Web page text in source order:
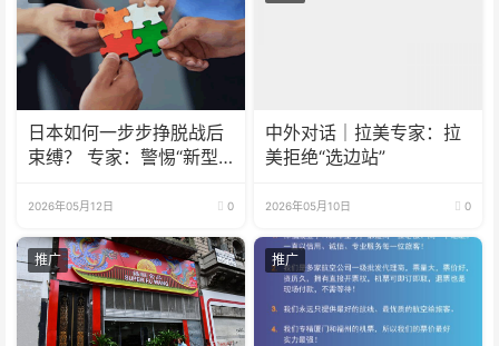
日本如何一步步挣脱战后
束缚？ 专家：警惕“新型
2026年05月12日 0
中外对话｜拉美专家：拉
美拒绝“选边站”
2026年05月10日 0
推广 推广